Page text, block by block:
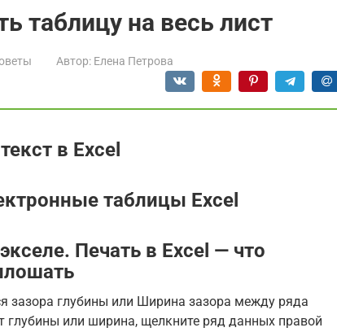
таблицу на весь лист
Автор: Елена Петрова
в Excel
таблицы Excel
Печать в Excel — что
зазора глубины или Ширина зазора между ряда
глубины или ширина, щелкните ряд данных правой